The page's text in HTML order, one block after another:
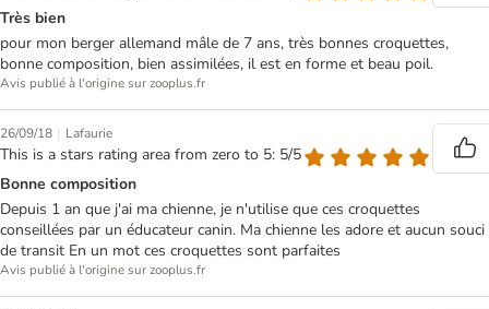
Très bien
pour mon berger allemand mâle de 7 ans, très bonnes croquettes,
bonne composition, bien assimilées, il est en forme et beau poil.
Avis publié à l'origine sur zooplus.fr
26/09/18 | Lafaurie
This is a stars rating area from zero to 5: 5/5
Bonne composition
Depuis 1 an que j'ai ma chienne, je n'utilise que ces croquettes
conseillées par un éducateur canin. Ma chienne les adore et aucun souci
de transit En un mot ces croquettes sont parfaites
Avis publié à l'origine sur zooplus.fr